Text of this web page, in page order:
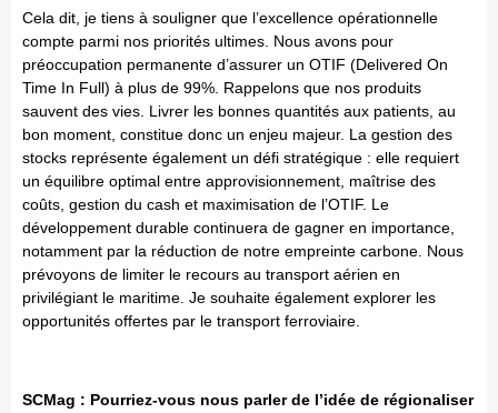
Cela dit, je tiens à souligner que l’excellence opérationnelle
compte parmi nos priorités ultimes. Nous avons pour
préoccupation permanente d’assurer un OTIF (Delivered On
Time In Full) à plus de 99%. Rappelons que nos produits
sauvent des vies. Livrer les bonnes quantités aux patients, au
bon moment, constitue donc un enjeu majeur. La gestion des
stocks représente également un défi stratégique : elle requiert
un équilibre optimal entre approvisionnement, maîtrise des
coûts, gestion du cash et maximisation de l’OTIF. Le
développement durable continuera de gagner en importance,
notamment par la réduction de notre empreinte carbone. Nous
prévoyons de limiter le recours au transport aérien en
privilégiant le maritime. Je souhaite également explorer les
opportunités offertes par le transport ferroviaire.
SCMag : Pourriez-vous nous parler de l’idée de régionaliser